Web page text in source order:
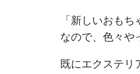
「新しいおも
なので、色々や
既にエクステリ